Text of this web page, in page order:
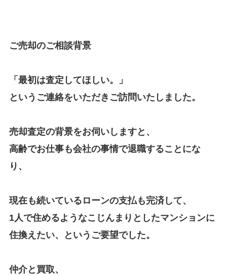
ご売却のご相談背景
「最初は査定してほしい。」
というご連絡をいただきご訪問いたしました。
売却査定の背景をお伺いしますと、
高齢でお仕事も会社の事情で退職することにな
り、
現在も続いているローンの支払も完済して、
1人で住めるようなこじんまりとしたマンションに
住換えたい、というご要望でした。
仲介と買取、